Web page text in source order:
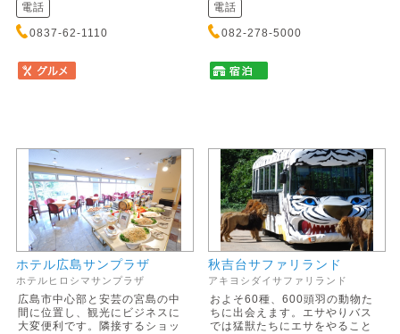
電話
0837-62-1110
電話
082-278-5000
ホテル広島サンプラザ
ホテルヒロシマサンプラザ
広島市中心部と安芸の宮島の中
間に位置し、観光にビジネスに
大変便利です。隣接するショッ
秋吉台サファリランド
アキヨシダイサファリランド
およそ60種、600頭羽の動物た
ちに出会えます。エサやりバス
では猛獣たちにエサをやること